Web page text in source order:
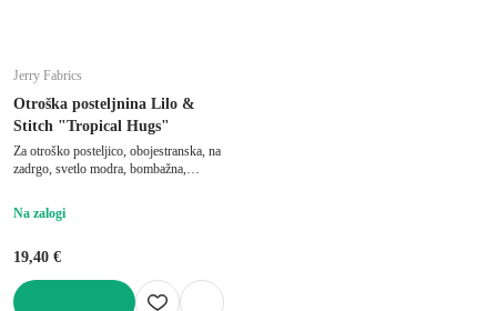
Jerry Fabrics
Otroška posteljnina Lilo &
Stitch "Tropical Hugs"
Za otroško posteljico, obojestranska, na
zadrgo, svetlo modra, bombažna,
Na zalogi
19,40 €